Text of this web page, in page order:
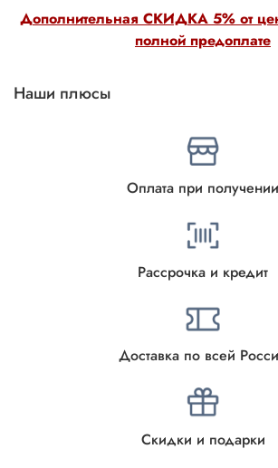
Дополнительная СКИДКА 5% от
полной предоплате
Наши плюсы
Оплата при получении
Рассрочка и кредит
Доставка по всей
Скидки и подарки